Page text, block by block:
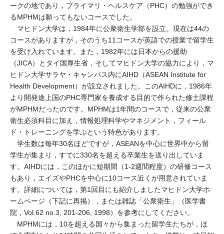
ークの地であり，プライマリ・ヘルスケア（PHC）の勉強ができ
るMPHMは願ってもないコースでした。
マヒドン大学は，1984年に公衆衛生学部を設立。現在は44の
コースがありますが，そのうち11コースが英語での授業で留学生
を受け入れています。また，1982年には日本からの援助
（JICA）とタイ国厚生省，そしてマヒドン大学の協力により，マ
ヒドン大学サラヤ・キャンパス内にAIHD（ASEAN Institute for
Health Development）が設立されました。このAIHDに，1986年
より開発途上国のPHC専門家を養成する目的で作られた修士課程
がMPHMだったのです。MPHMは1年間のコースで，従来の公衆
衛生必須科目に加え，情報処理科学やマネジメント，フィール
ド・トレーニングを学ぶという特色があります。
学生数は毎年30名ほどですが，ASEANを中心に世界中から留
学生が集まり，すでに330名を超える卒業生を送り出していま
す。AIHDには，このほかに短期間（1-2週間程度）の研修コース
もあり，エイズやPHCを中心に10コース近くが用意されていま
す。詳細については，第1回目にも紹介しましたマヒドン大学ホ
ームページ（下記に再掲），または雑誌「公衆衛生」（医学書
院，Vol.62 no.3, 201-206, 1998）を参考にしてください。
MPHMには，10を超える国々から集まった留学生たちが，ほ